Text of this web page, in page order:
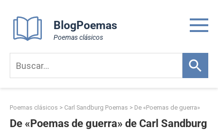
content
BlogPoemas
Poemas clásicos
Poemas clásicos > Carl Sandburg Poemas > De «Poemas de guerra»
De «Poemas de guerra» de Carl Sandburg